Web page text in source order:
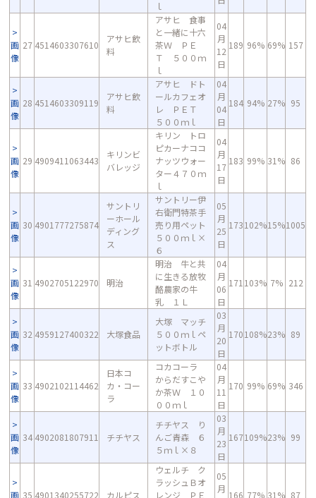
ｌ
画
像
27 4514603307610
アサヒ飲
料
アサヒ 食事
と一緒に十六
茶Ｗ ＰＥ
Ｔ ５００ｍ
ｌ
04
月
12
日
189 96% 69% 157
画
像
28 4514603309119
アサヒ飲
料
アサヒ ドト
ールカフェオ
レ ＰＥＴ
５００ｍｌ
04
月
04
日
184 94% 27% 95
画
像
29 4909411063443
キリンビ
バレッジ
キリン トロ
ピカーナココ
ナッツウォー
ター４７０ｍ
ｌ
04
月
17
日
183 99% 31% 86
画
像
30 4901777275874
サントリ
ーホール
ディング
ス
サントリー伊
右衛門特茶手
売り用ペット
５００ｍｌ×
６
05
月
25
日
173102%15%1005
画
像
31 4902705122970 明治
明治 牛と共
に生きる放牧
酪農家の牛
乳 １Ｌ
04
月
06
日
171 103% 7% 212
画
像
32 4959127400322 大塚食品
大塚 マッチ
５００ｍｌペ
ットボトル
03
月
20
日
170108%23% 89
画
像
33 4902102114462
日本コ
カ・コー
ラ
コカコーラ
からだすこや
か茶Ｗ １０
００ｍｌ
04
月
11
日
170 99% 69% 346
画
像
34 4902081807911 チチヤス
チチヤス り
んご青森 ６
５ｍｌ×８
03
月
23
日
167109%23% 99
画 35 4901340255722 カルピス
ウェルチ ク
ラッシュＢオ
レンジ ＰＥ
05
月
166 77% 31% 87